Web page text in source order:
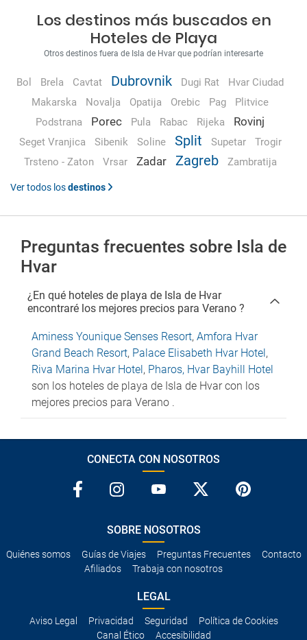
Los destinos más buscados en
Hoteles de Playa
Otros destinos fuera de Isla de Hvar que podrían interesarte
Bol Brela Cavtat Dubrovnik Dugi Rat
Hvar Ciudad
Makarska
Novalja Opatija Orebic Pag
Plitvice
Podstrana
Porec Pula Rabac Rijeka Rovinj
Seget Vranjica Sibenik Soline Split Supetar
Trogir
Trsteno - Zaton
Vrsar Zadar Zagreb Zambratija
Ver todos losdestinos
Preguntas frecuentes sobre Isla de
Hvar
¿En qué hoteles de playa de Isla de Hvar
encontraré los mejores precios para Verano ?
Aminess Younique Senses Resort, Amfora Hvar
Grand Beach Resort, Palace Elisabeth Hvar Hotel,
Riva Marina Hvar Hotel, Pharos, Hvar Bayhill Hotel
son los hoteles de playa de Isla de Hvar con los
mejores precios para Verano .
CONECTA CON NOSOTROS
SOBRE NOSOTROS
Quiénes somos Guías de Viajes Preguntas Frecuentes
Contacto
Afiliados
Trabaja con nosotros
LEGAL
Aviso Legal Privacidad Seguridad
Política de Cookies
Canal Ético
Accesibilidad